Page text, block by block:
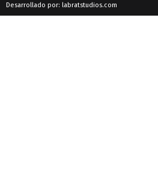
Desarrollado por: labratstudios.com